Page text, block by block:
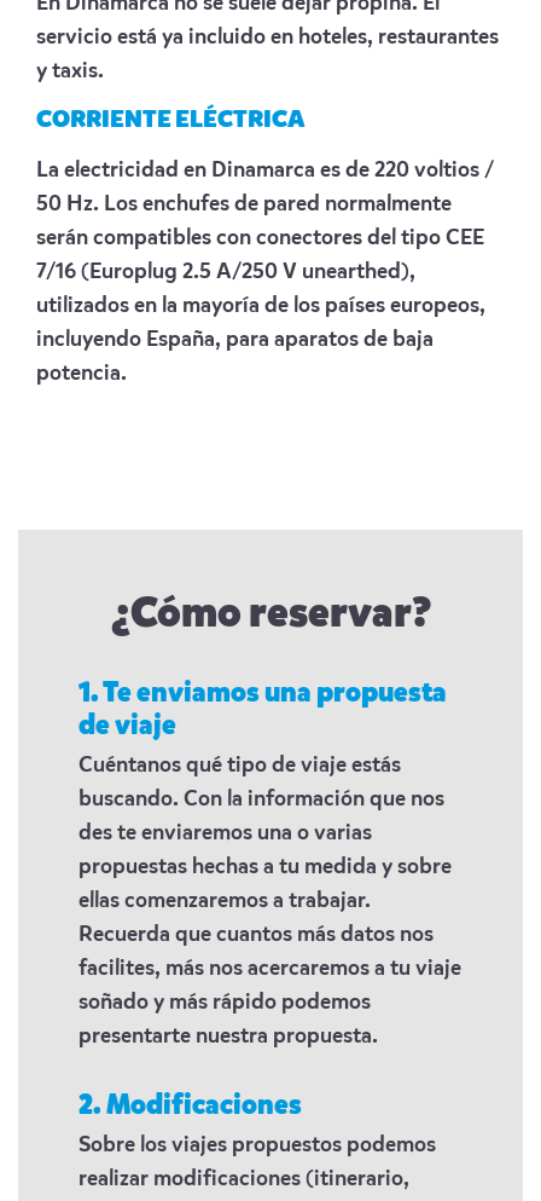
servicio está ya incluido en hoteles, restaurantes
y taxis.
CORRIENTE ELÉCTRICA
La electricidad en Dinamarca es de 220 voltios /
50 Hz. Los enchufes de pared normalmente
serán compatibles con conectores del tipo CEE
7/16 (Europlug 2.5 A/250 V unearthed),
utilizados en la mayoría de los países europeos,
incluyendo España, para aparatos de baja
potencia.
¿Cómo reservar?
1. Te enviamos una propuesta
de viaje
Cuéntanos qué tipo de viaje estás
buscando. Con la información que nos
des te enviaremos una o varias
propuestas hechas a tu medida y sobre
ellas comenzaremos a trabajar.
Recuerda que cuantos más datos nos
facilites, más nos acercaremos a tu viaje
soñado y más rápido podemos
presentarte nuestra propuesta.
2. Modificaciones
Sobre los viajes propuestos podemos
realizar modificaciones (itinerario,